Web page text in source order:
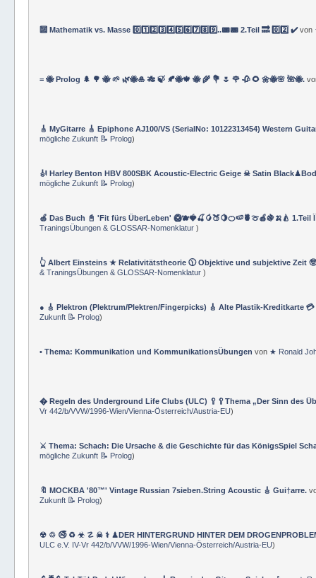
🔟 Mathematik vs. Masse 0️⃣1️⃣2️⃣3️⃣4️⃣5️⃣6️⃣7️⃣8️⃣9️⃣..📟📟 2.Teil 🔜 0️⃣2️⃣ ✔️von
= 🐝 Prolog 🌲 🌳 🐝 🌱 🌿🐝🎍 🎋 🍃 🍂🐝🍁 🐝 🌾 💐 🌷 🌹 🥀 🌻 🌼🐝🌸 🌺🐝.
🎸 MyGitarre 🎸 Epiphone AJ100/VS (SerialNo: 10122313454) Western
mögliche Zukunft 📝 Prolog)
🎻 Harley Benton HBV 800SBK Acoustic-Electric Geige ☠ Satin
mögliche Zukunft 📝 Prolog)
🍏 Das Buch 📓 'Fit fürs ÜberLeben' 🥝🫐🍓🍒🥭🍑🍋🍊🍉🍍🍈🍎🍇🍌🍐 1.Teil
TraningsÜbungen & GLOSSAR-Nomenklatur)
👆 Albert Einsteins ★ Relativitätstheorie 🕦 Objektive und subjektive Zeit
& TraningsÜbungen & GLOSSAR-Nomenklatur)
● 🎸 Plektron (Plektrum/Plektren/Fingerpicks) 🎸 Alte Plastik-Kreditkarte
Zukunft 📝 Prolog)
• Thema: Kommunikation und KommunikationsÜbungen von ★ Ronald
� Regeln des Underground Life Clubs (ULC) 🥄🥄Thema „Der Sinn des
Vr 442/b/VVW/1996-Wien/Vienna-Österreich/Austria-EU)
⚔ Thema: Schach: Die Ursache & die Geschichte für das KönigsSpiel
mögliche Zukunft 📝 Prolog)
🔖 MOCKBA '80™' Vintage Russian 7sieben.String Acoustic 🎸 Gui†arre.
Zukunft 📝 Prolog)
☢ ♲ 🚭 ♻ ☣ ☡ ☠ ⚕ ♟DER HINTERGRUND HINTER DEM
ULC e.V. IV-Vr 442/b/VVW/1996-Wien/Vienna-Österreich/Austria-EU)